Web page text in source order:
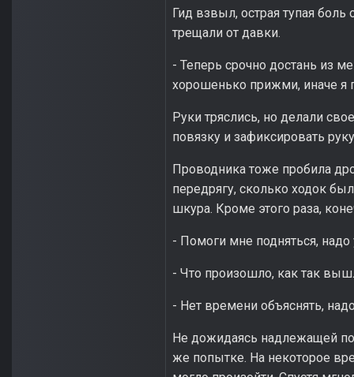
Гид взвыл, острая тупая боль
трещали от давки.
- Теперь срочно достань из
хорошенько прижми, иначе я
Руки тряслись, но делали
повязку и зафиксировать
Проводника тоже пробила
передрягу, сколько ходок
шкура. Кроме этого раза,
- Помоги мне подняться, надо
- Что произошло, как так
- Нет времени объяснять,
Не дожидаясь надлежащей
же попытке. На некоторое